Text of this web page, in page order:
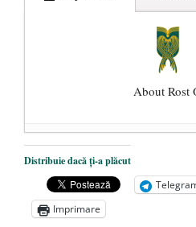
About Rost
Dezvăluiri
președintele
Zelensky
- 13 mai
Statul care servește
Distribuie dacă ți-a plăcut
Imprimare